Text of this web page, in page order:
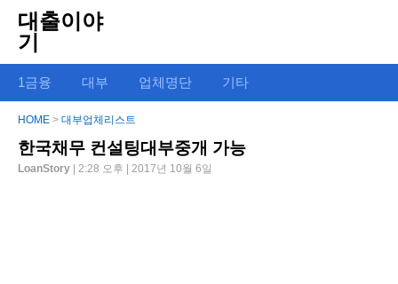
대출이야
기
1금융 대부 업체명단 기타
HOME > 대부업체리스트
한국채무 컨설팅대부중개 가능
LoanStory | 2:28 오후 | 2017년 10월 6일